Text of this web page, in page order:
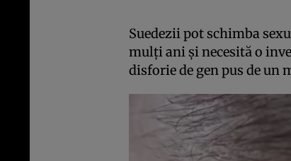
Suedezii pot schimba
mulți ani și necesită o
disforie de gen pus de un